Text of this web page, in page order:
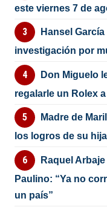
este viernes 7 de
Hansel
investigación por
Don Miguelo
regalarle un Rolex
Madre de
los logros de su hija
Raquel
Paulino: “Ya no
un país”